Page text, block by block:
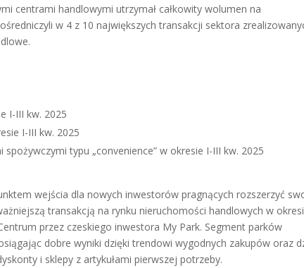
centrami handlowymi utrzymał całkowity wolumen na
w 4 z 10 największych transakcji sektora
I-III kw. 2025
I-III kw. 2025
typu „convenience” w okresie I-III kw. 2025
wejścia dla nowych inwestorów pragnących rozszerzyć
transakcją na rynku nieruchomości handlowych w
przez czeskiego inwestora My Park. Segment parków
dobre wyniki dzięki trendowi wygodnych zakupów oraz
i sklepy z artykułami pierwszej potrzeby.